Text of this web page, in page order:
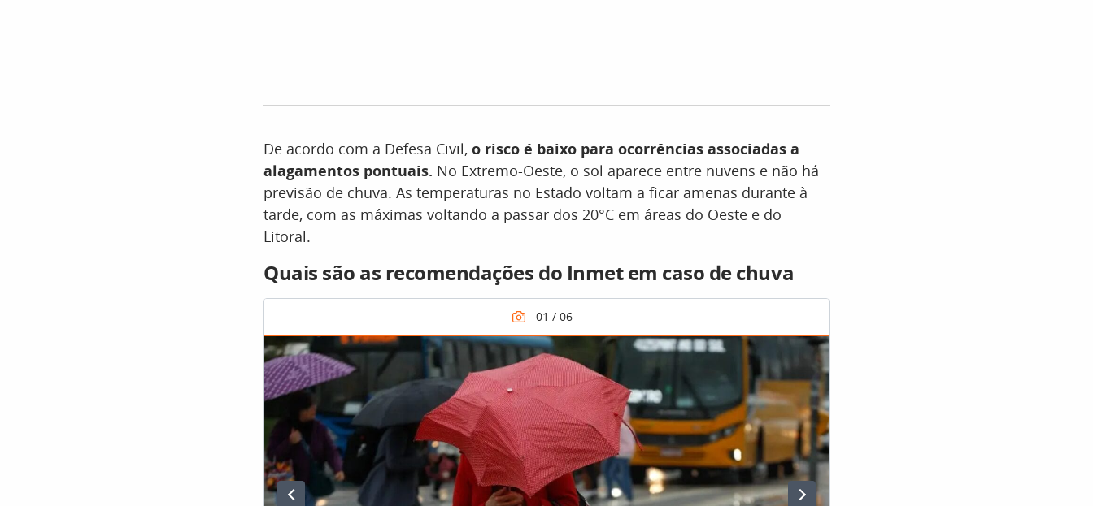
De acordo com a Defesa Civil, o risco é baixo para ocorrências associadas a
alagamentos pontuais. No Extremo-Oeste, o sol aparece entre nuvens e não há
previsão de chuva. As temperaturas no Estado voltam a ficar amenas durante à
tarde, com as máximas voltando a passar dos 20°C em áreas do Oeste e do
Litoral.
Quais são as recomendações do Inmet em caso de chuva